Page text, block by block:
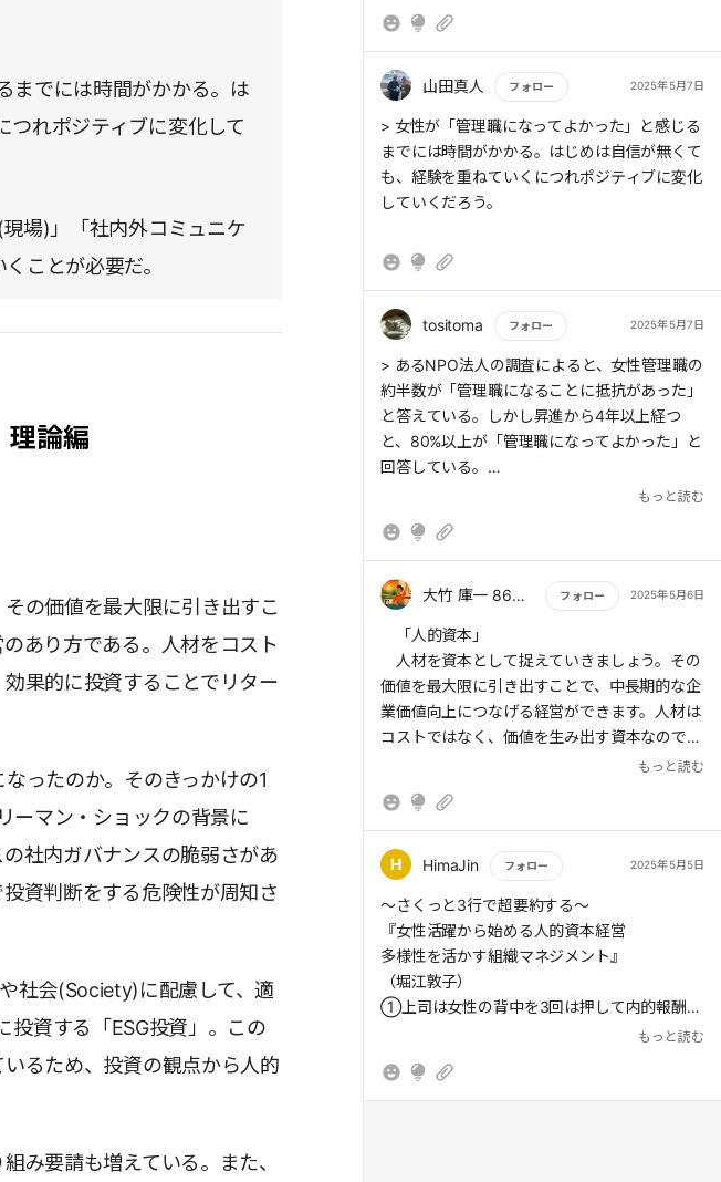
までには時間がかかる。は
つれポジティブに変化して
場)」「社内外コミュニケ
ことが必要だ。
理論編
の価値を最大限に引き出すこ
あり方である。人材をコスト
果的に投資することでリター
ったのか。そのきっかけの1
ーマン・ショックの背景に
社内ガバナンスの脆弱さがあ
資判断をする危険性が周知さ
社会(Society)に配慮して、適
資する「ESG投資」。この
るため、投資の観点から人的
み要請も増えている。また、
山田真人 フォロー 2025年5月7日
もっと読む
> 女性が「管理職になってよかった」と感じる
までには時間がかかる。はじめは自信が無くて
も、経験を重ねていくにつれポジティブに変化
していくだろう。
tositoma フォロー 2025年5月7日
もっと読む
> あるNPO法人の調査によると、女性管理職の
約半数が「管理職になることに抵抗があった」
と答えている。しかし昇進から4年以上経つ
と、80%以上が「管理職になってよかった」と
回答している。
なぜこんなにも時間がかかるのだろうか。そこ
酬には昇進や金銭などの「外的報酬」と、やり
るが、女性には内的報酬(内的動機付け)が大き
く作用する傾向がある。
> つまり、「昇進して収入が上がった」ことよ
りも、自分が管理職になることで、部下や組織
が良くなったり、自身も成長していると感じら
れたりすることに喜びを感じるのだ。
> 女性が活躍できる組織に変革するには、「経
営」「人事(現場)」「社内外コミュニケーショ
ン」の3つの視点が必要だ。
> 視点1 経営陣の取り組み
> (1)企業のビジョン・目的の明確化
> (2)能力を発揮・評価できる仕組みづくり
> 視点2 現場(人事)の取り組み
> (4)管理職パイプラインを意識して、段階ご
もっと読む
大竹 庫一 860×Kura フォロー 2025年5月6日
もっと読む
「人的資本」
人材を資本として捉えていきましょう。その
価値を最大限に引き出すことで、中長期的な企
業価値向上につなげる経営ができます。人材は
コストではなく、価値を生み出す資本なので
2023年3月期からは、有価証券報告書で人的
上場企業がダイバーシティ、その第一歩として
ればならないのです。
女性管理職比率の高い職場は、組織風土の良
さという共通点があります。公平性と連帯感が
高いのです。属性に関係なくキャリアアップが
でき、公平に声を聞いてもらえ、必要なときに
もっと読む
H HimaJin フォロー 2025年5月5日
もっと読む
～さくっと3行で超要約する～
『女性活躍から始める人的資本経営
多様性を活かす組織マネジメント』
（堀江敦子）
①上司は女性の背中を3回は押して内的報酬を
②女性管理職比率の高い職場は組織風土が良
（HimaJinとしては）
もっと読む